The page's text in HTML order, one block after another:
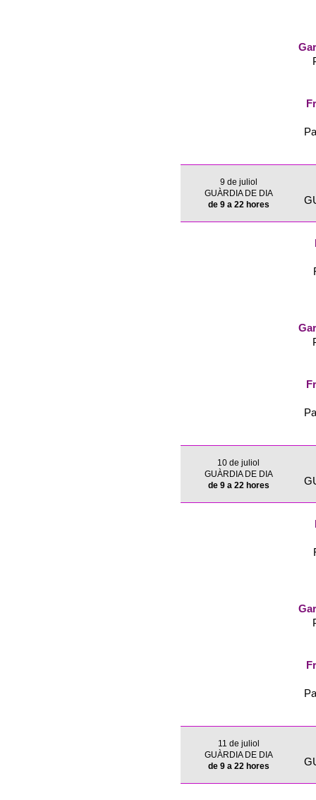
9 de juliol
GUÀRDIA DE DIA
de 9 a 22 hores
10 de juliol
GUÀRDIA DE DIA
de 9 a 22 hores
11 de juliol
GUÀRDIA DE DIA
de 9 a 22 hores